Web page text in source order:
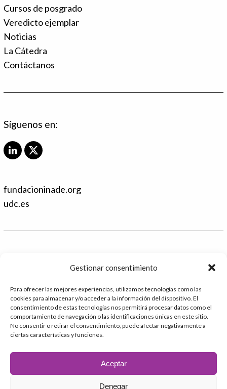
Gestionar consentimiento
Para ofrecer las mejores experiencias, utilizamos tecnologías como las
cookies para almacenar y/o acceder a la información del dispositivo. El
consentimiento de estas tecnologías nos permitirá procesar datos como el
comportamiento de navegación o las identificaciones únicas en este sitio.
No consentir o retirar el consentimiento, puede afectar negativamente a
ciertas características y funciones.
Aceptar
Denegar
Cursos de posgrado
Veredicto ejemplar
Noticias
La Cátedra
Contáctanos
Síguenos en:
L
e
d
X
t
fundacioninade.org
udc.es
986 48 52 28 - Ext.2
administracion@catedrafundacioninade.org
Universidade da Coruña - Facultad de Derecho
Campus Elviña s/n
15071 – A Coruña